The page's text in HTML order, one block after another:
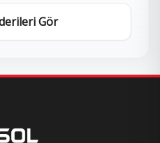
İncele
Gör